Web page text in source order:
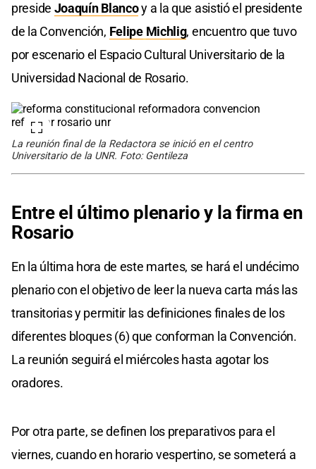
preside Joaquín Blancoy a la que asistió el presidente
de la Convención, Felipe Michlig, encuentro que tuvo
por escenario el Espacio Cultural Universitario de la
Universidad Nacional de Rosario.
La reunión final de la Redactora se inició en el centro
Universitario de la UNR. Foto: Gentileza
Entre el último plenario y la firma en
Rosario
En la última hora de este martes, se hará el undécimo
plenario con el objetivo de leer la nueva carta más las
transitorias y permitir las definiciones finales de los
diferentes bloques (6) que conforman la Convención.
La reunión seguirá el miércoles hasta agotar los
oradores.
Por otra parte, se definen los preparativos para el
viernes, cuando en horario vespertino, se someterá a